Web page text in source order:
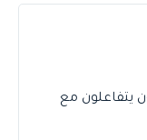
يتفاعلون مع